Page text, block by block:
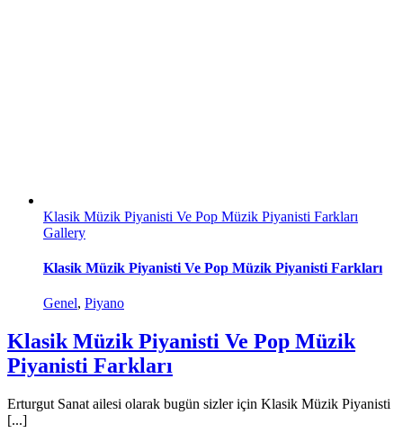
Klasik Müzik Piyanisti Ve Pop Müzik Piyanisti Farkları
Gallery
Klasik Müzik Piyanisti Ve Pop Müzik Piyanisti Farkları
Genel, Piyano
Klasik Müzik Piyanisti Ve Pop Müzik
Piyanisti Farkları
Erturgut Sanat ailesi olarak bugün sizler için Klasik Müzik Piyanisti
[...]